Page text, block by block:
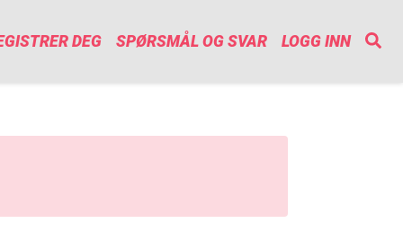
DEG SPØRSMÅL OG SVAR LOGG INN